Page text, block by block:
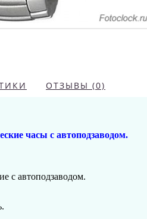
ОТЗЫВЫ (0)
часы с автоподзаводом.
с автоподзаводом.
.